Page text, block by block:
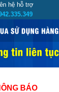
hệ hỗ trợ
BÁO